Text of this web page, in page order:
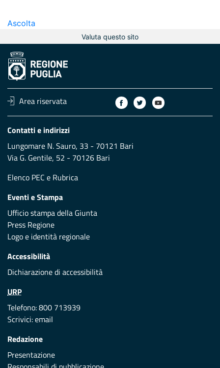
Ascolta
Valuta questo sito
Area riservata
Contatti e indirizzi
Lungomare N. Sauro, 33 - 70121 Bari
Via G. Gentile, 52 - 70126 Bari
Elenco PEC e Rubrica
Eventi e Stampa
Ufficio stampa della Giunta
Press Regione
Logo e identità regionale
Accessibilità
Dichiarazione di accessibilità
URP
Telefono: 800 713939
Scrivici:email
Redazione
Presentazione